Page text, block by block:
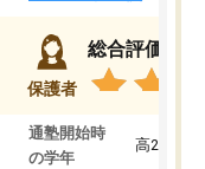
保護者
総合評価
通塾開始時
の学年
高2